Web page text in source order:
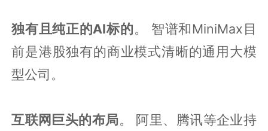
独有且纯正的AI标的。 智谱和MiniMax目
前是港股独有的商业模式清晰的通用大模
型公司。
互联网巨头的布局。 阿里、腾讯等企业持